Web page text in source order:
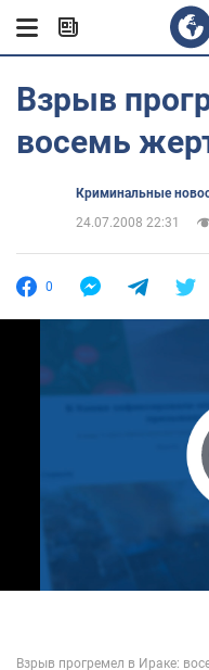
Взрыв
восемь
Криминальные
24.07.2008 22:31
0